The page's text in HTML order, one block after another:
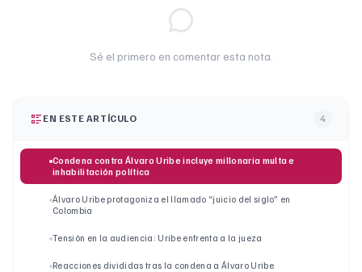
Sé el primero en comentar esta nota.
EN ESTE ARTÍCULO 4
Condena contra Álvaro Uribe incluye millonaria multa e
inhabilitación política
Álvaro Uribe protagoniza el llamado “juicio del siglo” en
Colombia
Tensión en la audiencia: Uribe enfrenta a la jueza
Reacciones divididas tras la condena a Álvaro Uribe